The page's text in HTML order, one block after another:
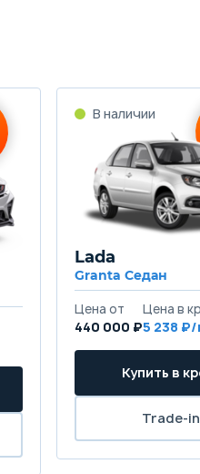
Lada
Granta Седан
440 000 ₽5 238